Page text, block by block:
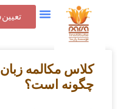
کلاس مکالمه
چگونه است؟